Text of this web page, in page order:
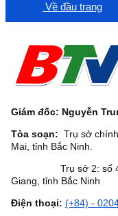
Về đầu trang
Giám đốc: Nguyễn
Tòa soạn: Trụ sở
Mai, tỉnh Bắc Ninh.
Trụ sở 2: số 49
Giang, tỉnh Bắc Ninh
Điện thoại: (+84) -